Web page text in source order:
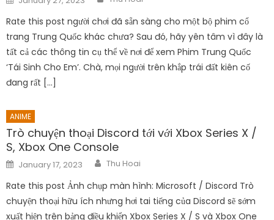
on
Rate this post người chơi đã sẵn sàng cho một bộ phim cổ
trang Trung Quốc khác chưa? Sau đó, hãy yên tâm vì đây là
tất cả các thông tin cụ thể về nơi để xem Phim Trung Quốc
‘Tái Sinh Cho Em’. Chà, mọi người trên khắp trái đất kiên cố
đang rất […]
ANIME
Trò chuyện thoại Discord tới với Xbox Series X /
S, Xbox One Console
Posted
on
January 17, 2023 Author
Thu Hoai
Rate this post Ảnh chụp màn hình: Microsoft / Discord Trò
chuyện thoại hữu ích nhưng hơi tai tiếng của Discord sẽ sớm
xuất hiện trên bảng điều khiển Xbox Series X / S và Xbox One